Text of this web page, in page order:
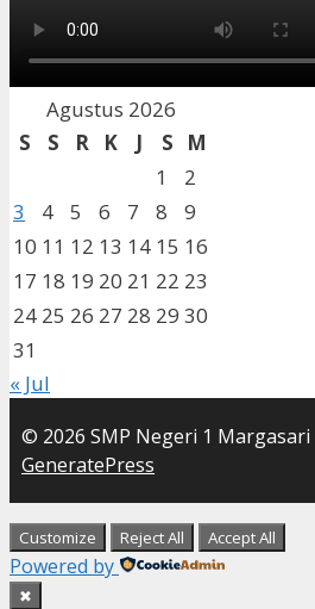
Agustus 2026
S
S R K J S
M
1
2
3
4 5 6 7 8
9
10 11 12 13 14 15 16
17 18 19 20 21 22 23
24 25 26 27 28 29 30
31
« Jul
© 2026 SMP Negeri 1 Margasari
GeneratePress
Customize Reject All Accept All
Powered by
✖